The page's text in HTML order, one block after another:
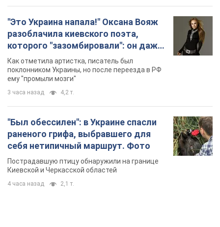
"Это Украина напала!" Оксана Вояж
разоблачила киевского поэта,
которого "зазомбировали": он даже
русского не знал, а теперь хочет
геноцида украинцев
Как отметила артистка, писатель был
поклонником Украины, но после переезда в РФ
ему "промыли мозги"
3 часа назад 4,2 т.
"Был обессилен": в Украине спасли
раненого грифа, выбравшего для
себя нетипичный маршрут. Фото
Пострадавшую птицу обнаружили на границе
Киевской и Черкасской областей
4 часа назад 2,1 т.